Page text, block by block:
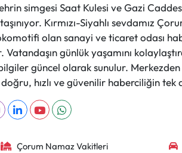
simgesi Saat Kulesi ve Gazi
Kırmızı-Siyahlı sevdamız
olan sanayi ve ticaret odası
günlük yaşamını
güncel olarak sunulur. Merkezden
hızlı ve güvenilir haberciliğin tek
Çorum Namaz Vakitleri